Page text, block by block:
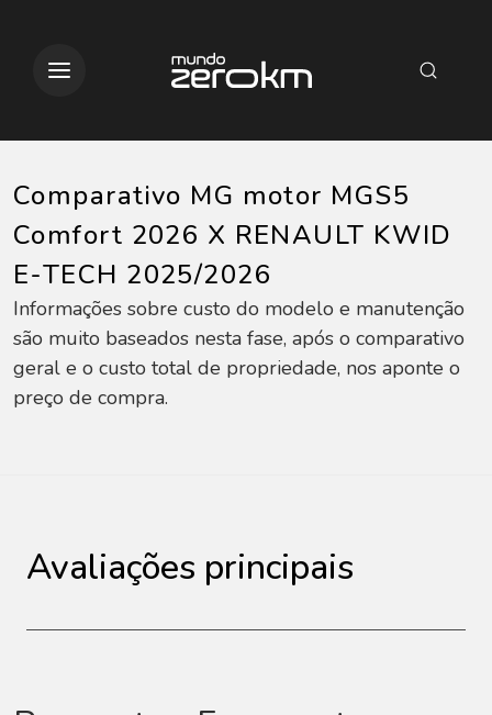
Comparativo MG motor MGS5
Comfort 2026 X RENAULT KWID
E-TECH 2025/2026
Informações sobre custo do modelo e manutenção
são muito baseados nesta fase, após o comparativo
geral e o custo total de propriedade, nos aponte o
preço de compra.
Avaliações principais